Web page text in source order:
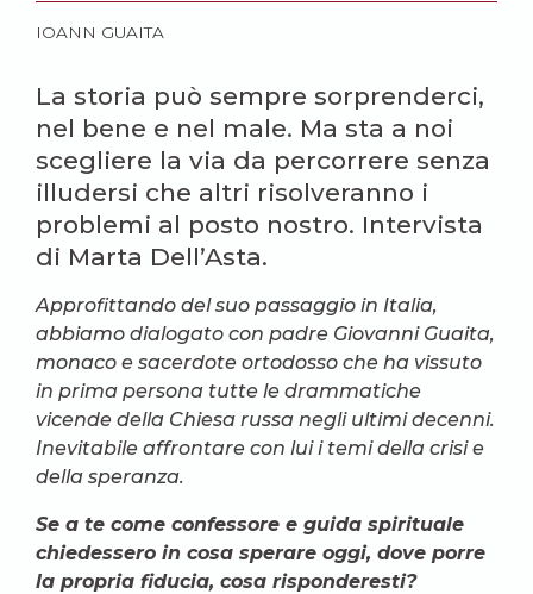
IOANN GUAITA
La storia può sempre sorprenderci,
nel bene e nel male. Ma sta a noi
scegliere la via da percorrere senza
illudersi che altri risolveranno i
problemi al posto nostro. Intervista
di Marta Dell’Asta.
Approfittando del suo passaggio in Italia,
abbiamo dialogato con padre Giovanni Guaita,
monaco e sacerdote ortodosso che ha vissuto
in prima persona tutte le drammatiche
vicende della Chiesa russa negli ultimi decenni.
Inevitabile affrontare con lui i temi della crisi e
della speranza.
Se a te come confessore e guida spirituale
chiedessero in cosa sperare oggi, dove porre
la propria fiducia, cosa risponderesti?